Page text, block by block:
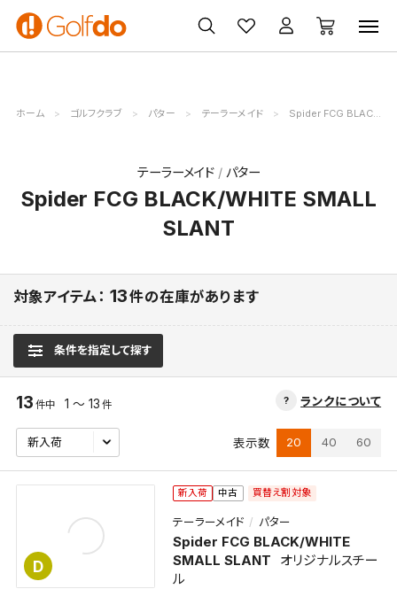
ゴルフ
クラブ
ゴルフ用品
買取
無料査定
クーポン
一覧
ホーム ゴルフクラブ パター テーラーメイド Spider FCG BLACK/WHITE SMALL SLANT
テーラーメイド パター
Spider FCG BLACK/WHITE SMALL
SLANT
対象アイテム： 13件の在庫があります
条件を指定して探す
ランクについて
13 件中 1 ～ 13 件
表示数 20 40 60
D
新入荷 中古 買替え割対象
テーラーメイド パター
Spider FCG BLACK/WHITE
SMALL SLANT
オリジナルスチー
ル